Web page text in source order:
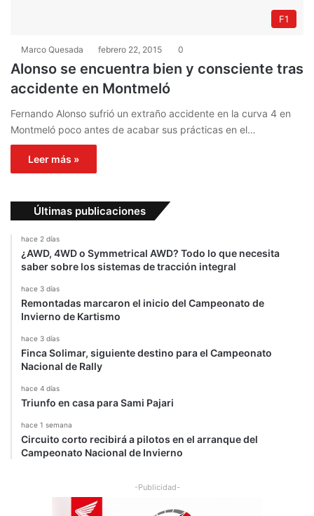
F1
Marco Quesada febrero 22, 2015 0
Alonso se encuentra bien y consciente tras
accidente en Montmeló
Fernando Alonso sufrió un extraño accidente en la curva 4 en
Montmeló poco antes de acabar sus prácticas en el…
Leer más »
Últimas publicaciones
hace 2 días
¿AWD, 4WD o Symmetrical AWD? Todo lo que necesita
saber sobre los sistemas de tracción integral
hace 3 días
Remontadas marcaron el inicio del Campeonato de
Invierno de Kartismo
hace 3 días
Finca Solimar, siguiente destino para el Campeonato
Nacional de Rally
hace 4 días
Triunfo en casa para Sami Pajari
hace 1 semana
Circuito corto recibirá a pilotos en el arranque del
Campeonato Nacional de Invierno
-Publicidad-